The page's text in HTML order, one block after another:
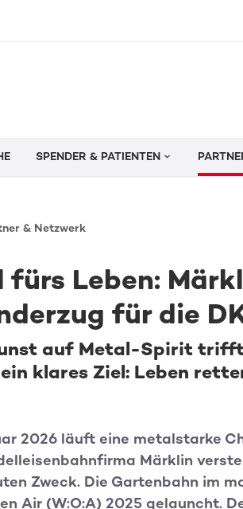
SPENDER & PATIENTEN
& Netzwerk
fürs Leben:
für die
auf Metal-Spirit
klares Ziel: Leben
2026 läuft eine metalstarke
Märklin
Zweck. Die Gartenbahn im
Air (W:O:A) 2025 gelauncht.